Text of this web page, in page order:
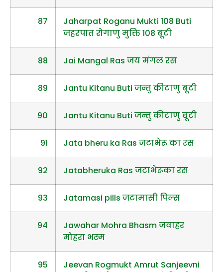
87
Jaharpat Roganu Mukti 108 Buti
जहरपात रोगाणु मुक्ति 108 बूटी
88 Jai Mangal Ras जय मंगल रस
89 Jantu Kitanu Buti जन्तु कीटाणु बूटी
90 Jantu Kitanu Buti जन्तु कीटाणु बूटी
91 Jata bheru ka Ras जटाभेरू का रस
92 Jatabheruka Ras जटाभेरूका रस
93 Jatamasi pills जटामासी पिल्स
94
Jawahar Mohra Bhasm जवाहर
मोहरा भस्म
95
Jeevan Rogmukt Amrut Sanjeevni